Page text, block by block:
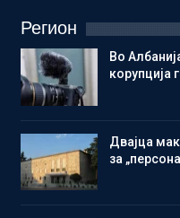
Регион
Во
корупција
Двајца
за